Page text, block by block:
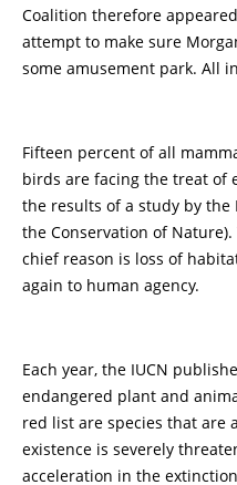
Coalition therefore
attempt to make sure
some amusement park. All
Fifteen percent of all
birds are facing the treat of
the results of a study by the
the Conservation of Nature).
chief reason is loss of
again to human agency.
Each year, the IUCN
endangered plant and
red list are species that are
existence is severely
acceleration in the